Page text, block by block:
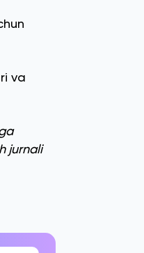
va
jurnali